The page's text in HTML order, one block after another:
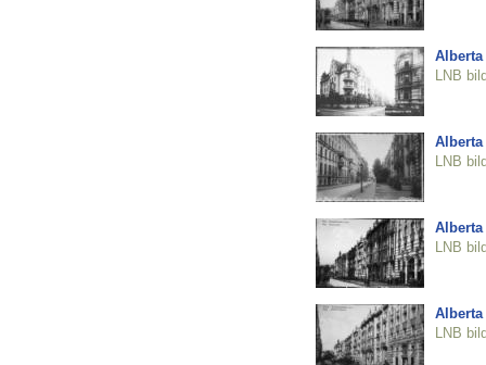
Alberta
LNB
Alberta
LNB
Alberta
LNB
Alberta
LNB